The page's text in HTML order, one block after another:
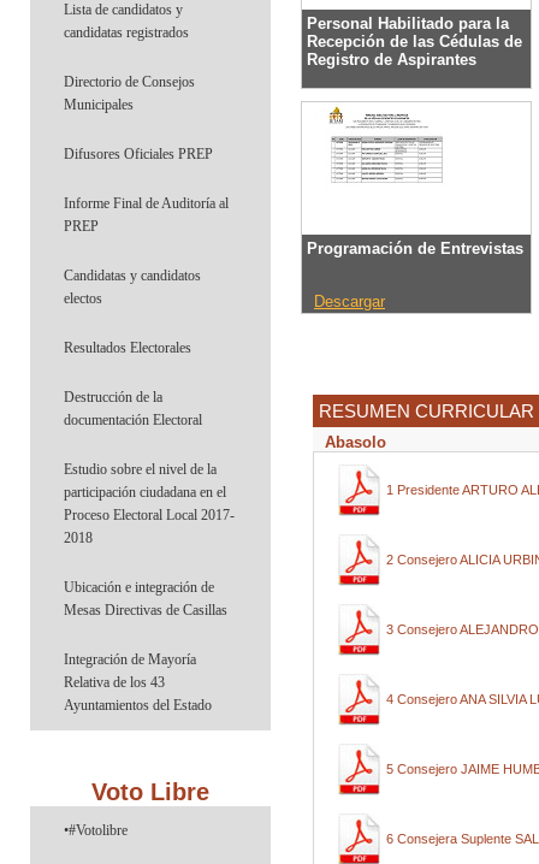
Lista de candidatos y
candidatas registrados
Directorio de Consejos
Municipales
Difusores Oficiales PREP
Informe Final de Auditoría al
PREP
Candidatas y candidatos
electos
Resultados Electorales
Destrucción de la
documentación Electoral
Estudio sobre el nivel de la
participación ciudadana en el
Proceso Electoral Local 2017-
2018
Ubicación e integración de
Mesas Directivas de Casillas
Integración de Mayoría
Relativa de los 43
Ayuntamientos del Estado
Voto Libre
•#Votolibre
Personal Habilitado para la
Recepción de las Cédulas de
Registro de Aspirantes
Descargar
Programación de Entrevistas
Descargar
RESUMEN
Abasolo
1 Presidente ARTURO
2 Consejero ALICIA
3 Consejero
4 Consejero ANA SILVIA
5 Consejero JAIME
6 Consejera Suplente